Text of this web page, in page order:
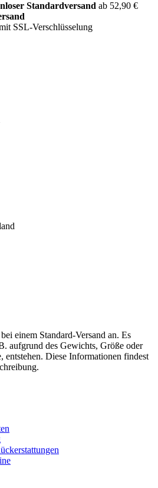
Standardversand ab 52,90 €
SSL-Verschlüsselung
einem Standard-Versand an. Es
aufgrund des Gewichts, Größe oder
entstehen. Diese Informationen findest